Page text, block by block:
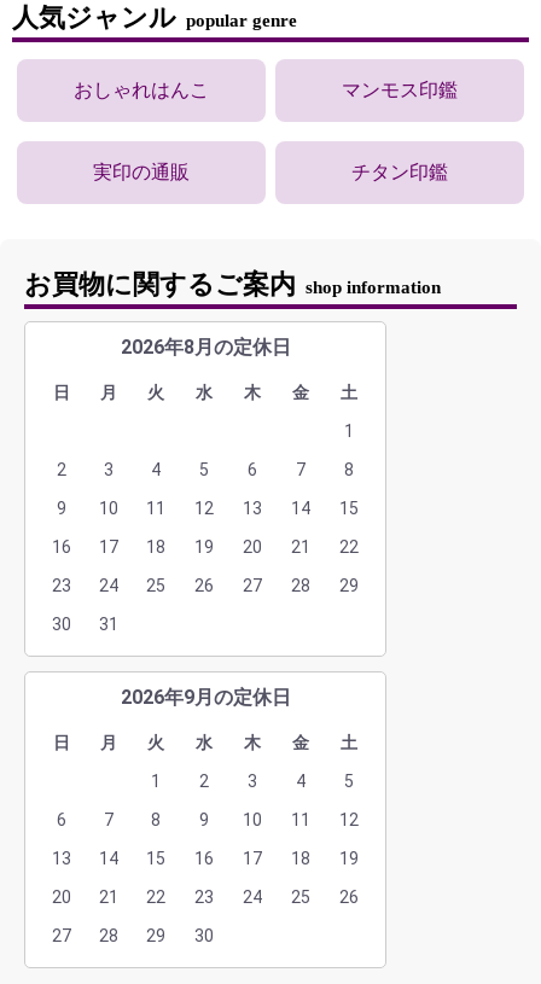
人気ジャンル popular genre
おしゃれはんこ マンモス印鑑
実印の通販 チタン印鑑
お買物に関するご案内 shop information
2026年8月の定休日
日 月 火 水 木 金
土
1
2
3 4 5 6 7
8
9
10 11 12 13 14
15
16
17 18 19 20 21
22
23
24 25 26 27 28
29
30
31
2026年9月の定休日
日 月 火 水 木 金
土
1
2 3 4
5
6
7 8 9 10 11
12
13
14 15 16 17 18
19
20
21 22 23 24 25
26
27
28 29 30